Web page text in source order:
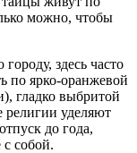
можно, чтобы
здесь часто
по ярко-оранжевой
гладко выбритой
религии уделяют
до года,
собой.